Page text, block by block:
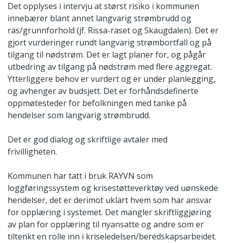
Det opplyses i intervju at størst risiko i kommunen
innebærer blant annet langvarig strømbrudd og
ras/grunnforhold (jf. Rissa-raset og Skaugdalen). Det er
gjort vurderinger rundt langvarig strømbortfall og på
tilgang til nødstrøm. Det er lagt planer for, og pågår
utbedring av tilgang på nødstrøm med flere aggregat.
Ytterliggere behov er vurdert og er under planlegging,
og avhenger av budsjett. Det er forhåndsdefinerte
oppmøtesteder for befolkningen med tanke på
hendelser som langvarig strømbrudd.
Det er god dialog og skriftlige avtaler med
frivilligheten.
Kommunen har tatt i bruk RAYVN som
loggføringssystem og krisestøtteverktøy ved uønskede
hendelser, det er derimot uklart hvem som har ansvar
for opplæring i systemet. Det mangler skriftliggjøring
av plan for opplæring til nyansatte og andre som er
tiltenkt en rolle inn i kriseledelsen/beredskapsarbeidet.